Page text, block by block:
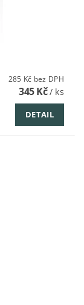
285 Kč bez DPH
345 Kč/ ks
DETAIL